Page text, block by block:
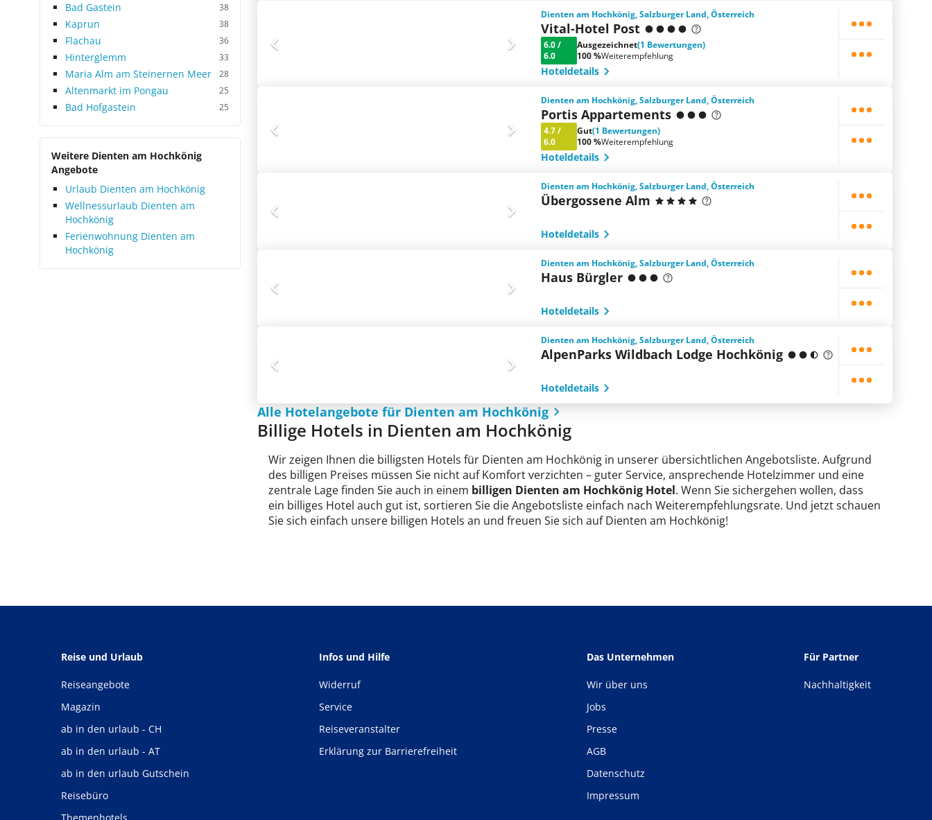
Bad Gastein 38
Kaprun 38
Flachau 36
Hinterglemm 33
Maria Alm am Steinernen Meer 28
Altenmarkt im Pongau 25
Bad Hofgastein 25
Weitere Dienten am Hochkönig
Angebote
Urlaub Dienten am Hochkönig
Wellnessurlaub Dienten am
Hochkönig
Ferienwohnung Dienten am
Hochkönig
Dienten am Hochkönig, Salzburger Land, Österreich
Vital-Hotel Post
6.0/
6.0
Ausgezeichnet(1 Bewertungen)
100 %Weiterempfehlung
Hoteldetails
Dienten am Hochkönig, Salzburger Land, Österreich
Portis Appartements
4.7/
6.0
Gut(1 Bewertungen)
100 %Weiterempfehlung
Hoteldetails
Dienten am Hochkönig, Salzburger Land, Österreich
Übergossene Alm
Hoteldetails
Dienten am Hochkönig, Salzburger Land, Österreich
Haus Bürgler
Hoteldetails
Dienten am Hochkönig, Salzburger Land, Österreich
AlpenParks Wildbach Lodge Hochkönig
Hoteldetails
Alle Hotelangebote für Dienten am Hochkönig
Billige Hotels in Dienten am Hochkönig
Wir zeigen Ihnen die billigsten Hotels für Dienten am Hochkönig in unserer übersichtlichen Angebotsliste. Aufgrund
des billigen Preises müssen Sie nicht auf Komfort verzichten – guter Service, ansprechende Hotelzimmer und eine
zentrale Lage finden Sie auch in einem billigen Dienten am Hochkönig Hotel. Wenn Sie sichergehen wollen, dass
ein billiges Hotel auch gut ist, sortieren Sie die Angebotsliste einfach nach Weiterempfehlungsrate. Und jetzt schauen
Sie sich einfach unsere billigen Hotels an und freuen Sie sich auf Dienten am Hochkönig!
Reise und Urlaub
Reiseangebote
Magazin
ab in den urlaub - CH
ab in den urlaub - AT
ab in den urlaub Gutschein
Reisebüro
Infos und Hilfe
Widerruf
Service
Reiseveranstalter
Erklärung zur Barrierefreiheit
Das Unternehmen
Wir über uns
Jobs
Presse
AGB
Datenschutz
Impressum
Für Partner
Nachhaltigkeit